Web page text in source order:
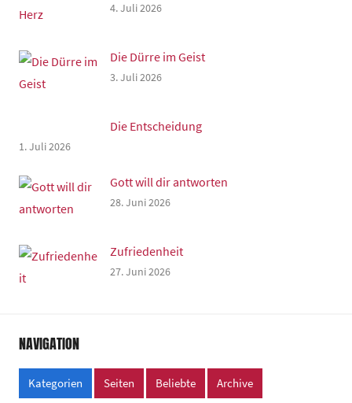
4. Juli 2026
Die Dürre im Geist
3. Juli 2026
Die Entscheidung
1. Juli 2026
Gott will dir antworten
28. Juni 2026
Zufriedenheit
27. Juni 2026
NAVIGATION
Kategorien Seiten Beliebte Archive